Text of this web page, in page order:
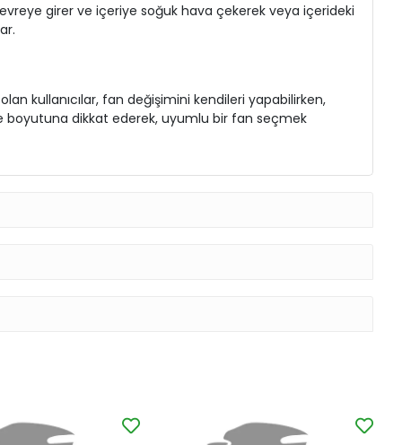
girer ve içeriye soğuk hava çekerek veya içerideki
kullanıcılar, fan değişimini kendileri yapabilirken,
boyutuna dikkat ederek, uyumlu bir fan seçmek